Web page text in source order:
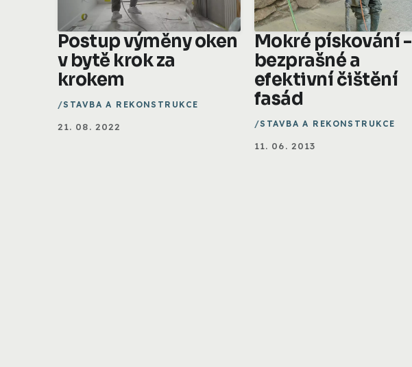
Postup výměny oken
v bytě krok za
krokem
STAVBA A REKONSTRUKCE
21. 08. 2022
Mokré pískování -
bezprašné a
efektivní čištění
fasád
STAVBA A REKONSTRUKCE
11. 06. 2013